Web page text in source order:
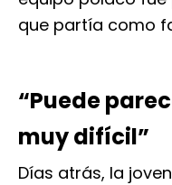
que partía como
“Puede
muy difícil”
Días atrás, la